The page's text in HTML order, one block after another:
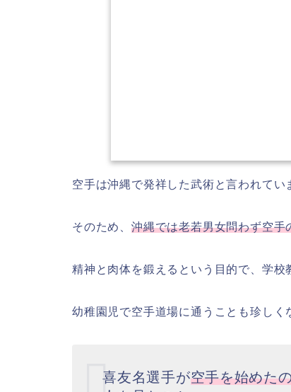
空手は沖縄で発祥した武術と言われてい
そのため、 沖縄では老若男女問わず空手
精神と肉体を鍛えるという目的で、学校
幼稚園児で空手道場に通うことも珍しく
喜友名選手が空手を始めた